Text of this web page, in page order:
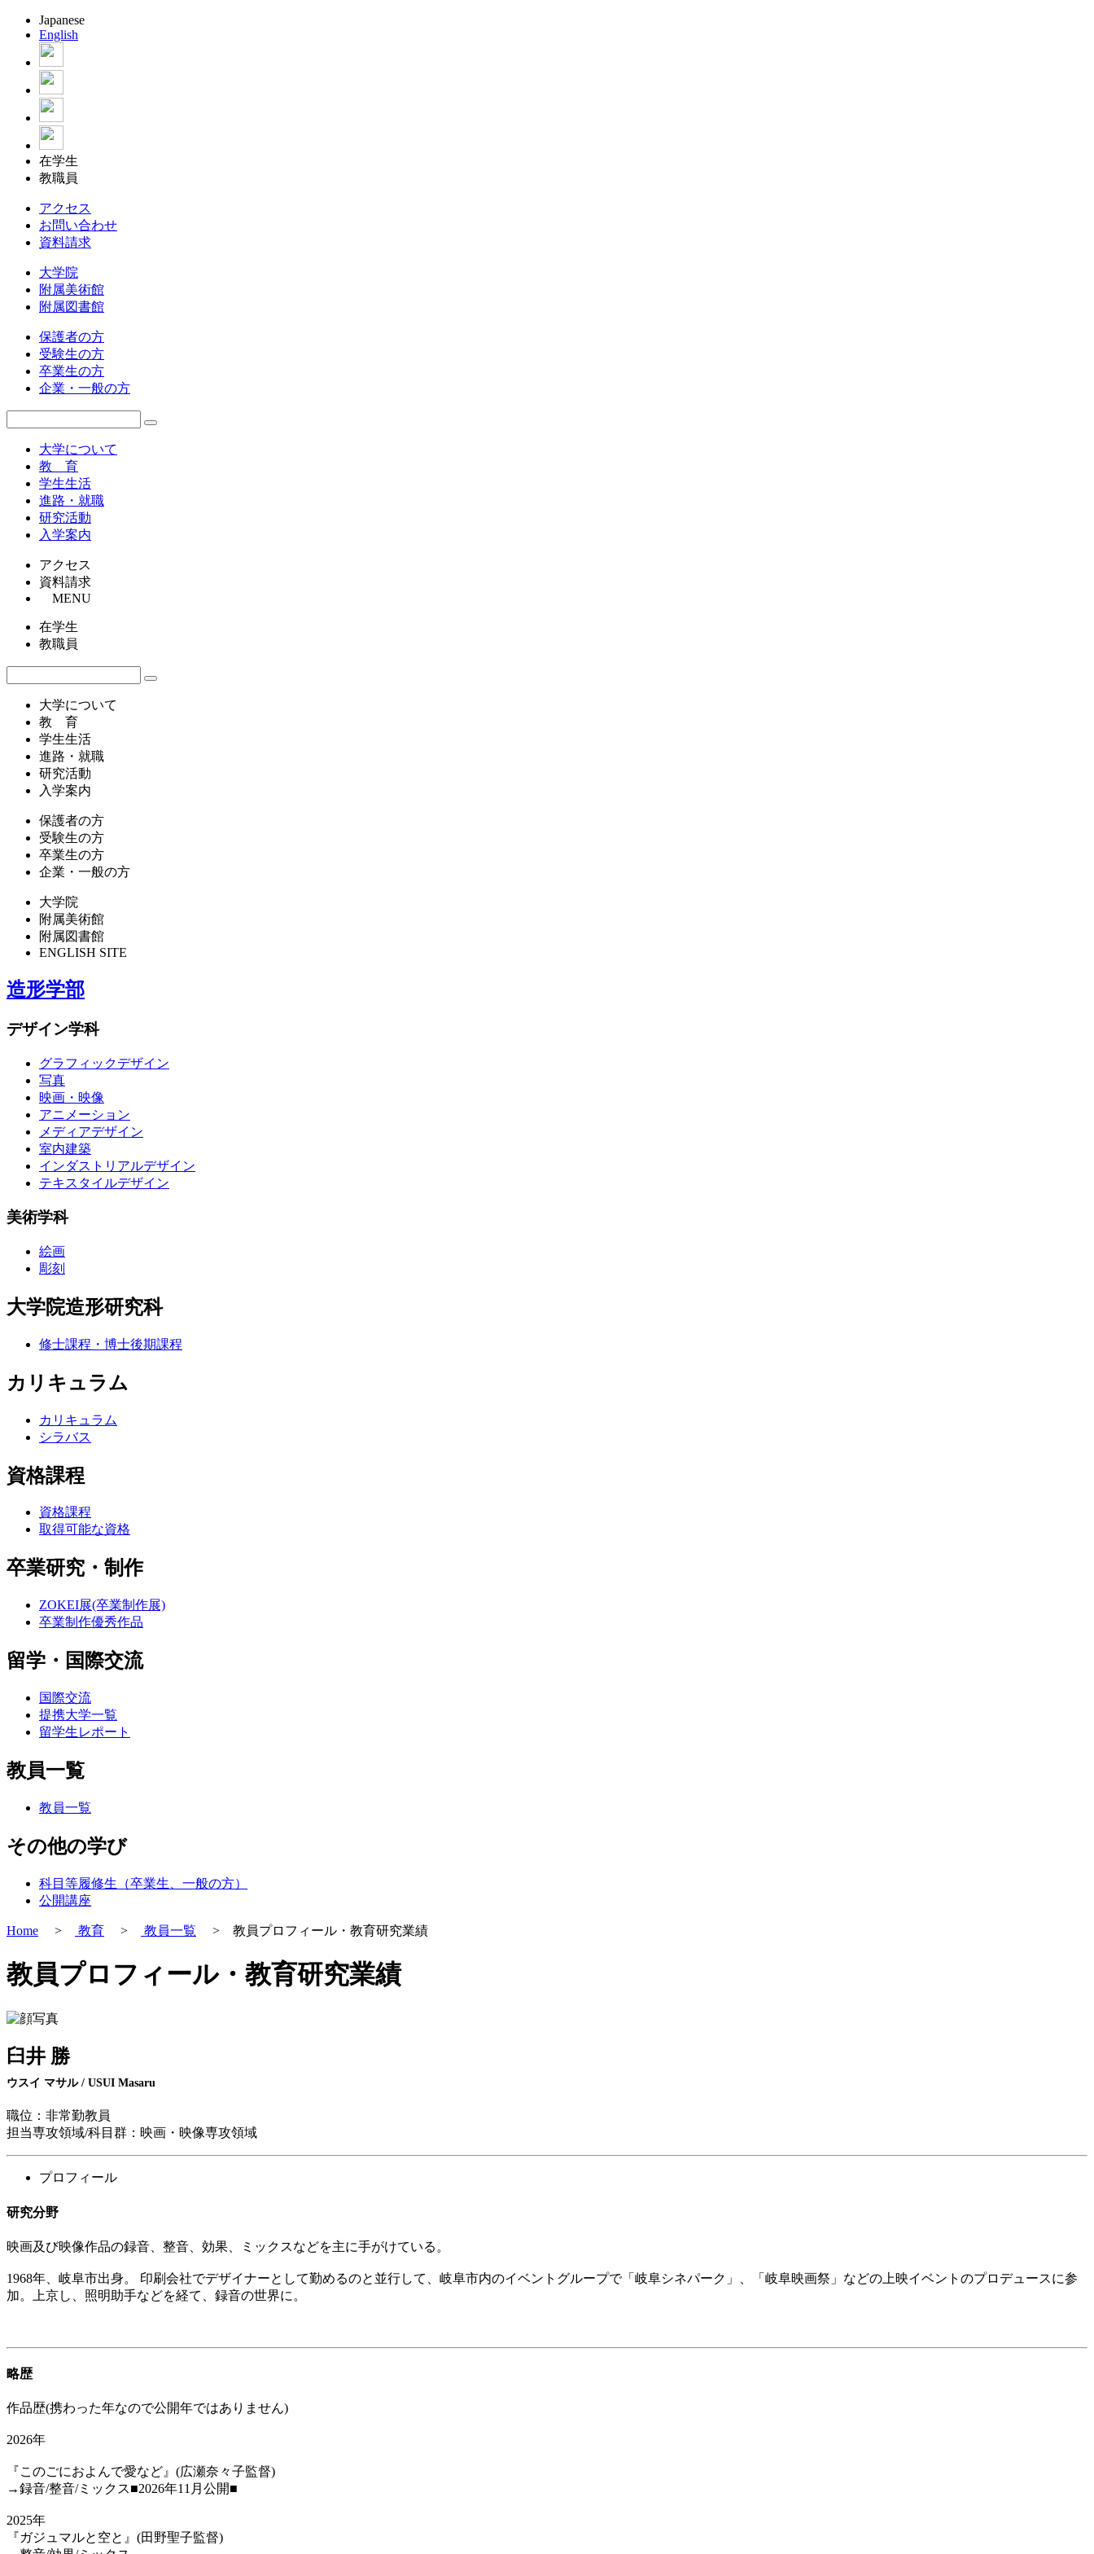
Japanese
English
在学生
教職員
アクセス
お問い合わせ
資料請求
大学院
附属美術館
附属図書館
保護者の方
受験生の方
卒業生の方
企業・一般の方
大学について
教 育
学生生活
進路・就職
研究活動
入学案内
アクセス
資料請求
MENU
在学生
教職員
大学について
教 育
学生生活
進路・就職
研究活動
入学案内
保護者の方
受験生の方
卒業生の方
企業・一般の方
大学院
附属美術館
附属図書館
ENGLISH SITE
造形学部
デザイン学科
グラフィックデザイン
写真
映画・映像
アニメーション
メディアデザイン
室内建築
インダストリアルデザイン
テキスタイルデザイン
美術学科
絵画
彫刻
大学院造形研究科
修士課程・博士後期課程
カリキュラム
カリキュラム
シラバス
資格課程
資格課程
取得可能な資格
卒業研究・制作
ZOKEI展(卒業制作展)
卒業制作優秀作品
留学・国際交流
国際交流
提携大学一覧
留学生レポート
教員一覧
教員一覧
その他の学び
科目等履修生（卒業生、一般の方）
公開講座
Home > 教育 > 教員一覧 > 教員プロフィール・教育研究業績
教員プロフィール・教育研究業績
臼井 勝
ウスイ マサル / USUI Masaru
職位：非常勤教員
担当専攻領域/科目群：映画・映像専攻領域
プロフィール
研究分野
映画及び映像作品の録音、整音、効果、ミックスなどを主に手がけている。
1968年、岐阜市出身。 印刷会社でデザイナーとして勤めるのと並行して、岐阜市内のイベントグループで「岐阜シネパーク」、「岐阜映画祭」などの上映イベントのプロデュースに参
加。上京し、照明助手などを経て、録音の世界に。
略歴
作品歴(携わった年なので公開年ではありません)
2026年
『このごにおよんで愛など』(広瀬奈々子監督)
→録音/整音/ミックス■2026年11月公開■
2025年
『ガジュマルと空と』(田野聖子監督)